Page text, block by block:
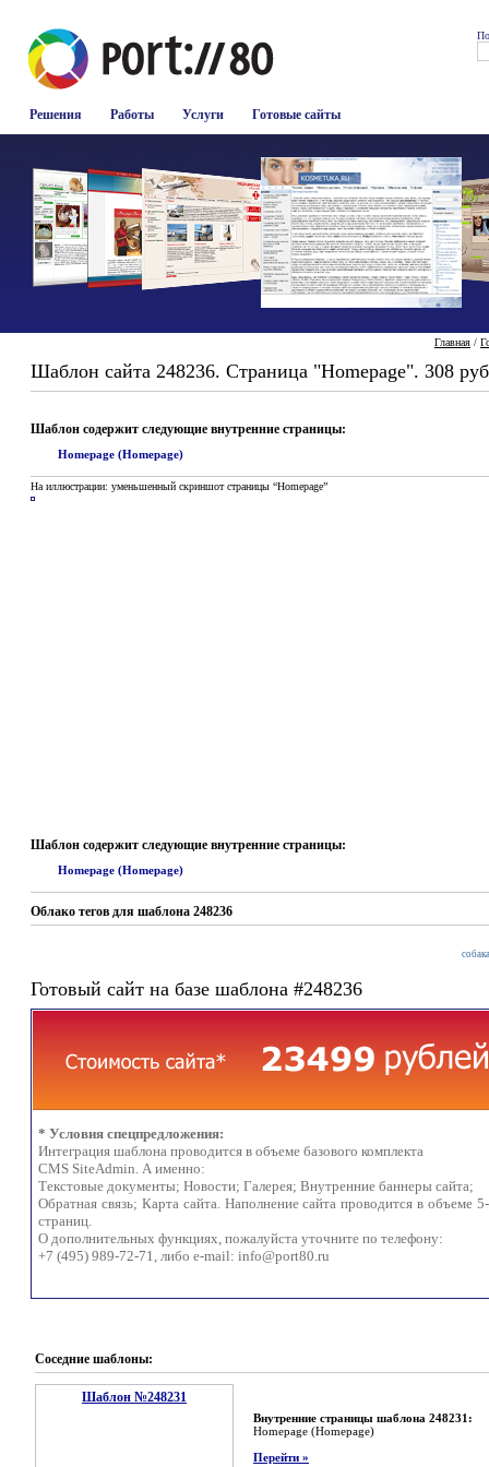
Решения Работы Услуги Готовые сайты
Главная /
Шаблон сайта 248236. Страница "Homepage". 308
Шаблон содержит следующие внутренние страницы:
Homepage (Homepage)
На иллюстрации: уменьшенный скриншот страницы “Homepage”
Шаблон содержит следующие внутренние страницы:
Homepage (Homepage)
Облако тегов для шаблона 248236
собака
Готовый сайт на базе шаблона #248236
* Условия спецпредложения:
Интеграция шаблона проводится в объеме базового комплекта
CMS SiteAdmin. А именно:
Текстовые документы; Новости; Галерея; Внутренние баннеры сайта;
Обратная связь; Карта сайта. Наполнение сайта проводится в объеме
страниц.
О дополнительных функциях, пожалуйста уточните по телефону:
+7 (495) 989-72-71, либо e-mail: info@port80.ru
Соседние шаблоны:
Шаблон №248231
Внутренние страницы шаблона 248231:
Homepage (Homepage)
Перейти »